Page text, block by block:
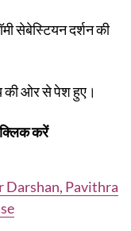
सेबेस्टियन दर्शन की
की ओर से पेश हुए।
करें
Darshan, Pavithra